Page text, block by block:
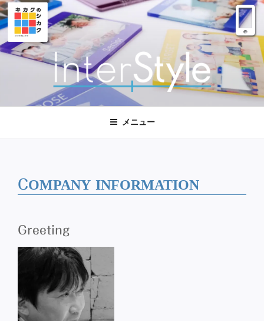
コ
ン
ン
キ
株式会社インタースタイル
大阪 西区｜マーケティング デザイン
メニュー
COMPANY INFORMATION
Greeting